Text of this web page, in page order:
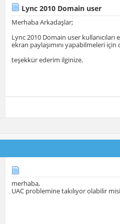
Lync 2010 Domain user
Merhaba Arkadaşlar;
Lync 2010 Domain user
ekran paylaşımını yapabilmeleri
teşekkür ederim ilginize.
merhaba,
UAC problemine takılıyor olabilir